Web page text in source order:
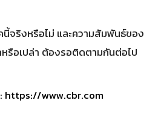
นี้จริงหรือไม่ และความสัมพันธ์ของ
รือเปล่า ต้องรอติดตามกันต่อไป
https://www.cbr.com